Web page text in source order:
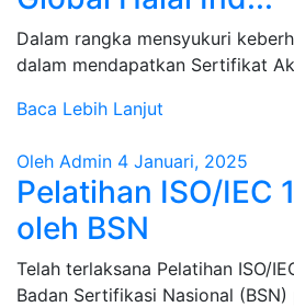
Dalam rangka mensyukuri
dalam mendapatkan Sertifikat
Baca Lebih Lanjut
Oleh Admin 4 Januari, 2025
Pelatihan ISO/IEC
oleh BSN
Telah terlaksana Pelatihan ISO/
Badan Sertifikasi Nasional (BSN)